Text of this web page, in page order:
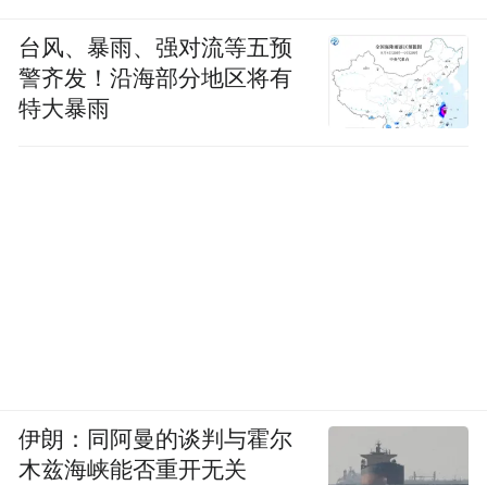
台风、暴雨、强对流等五预
警齐发！沿海部分地区将有
特大暴雨
伊朗：同阿曼的谈判与霍尔
木兹海峡能否重开无关